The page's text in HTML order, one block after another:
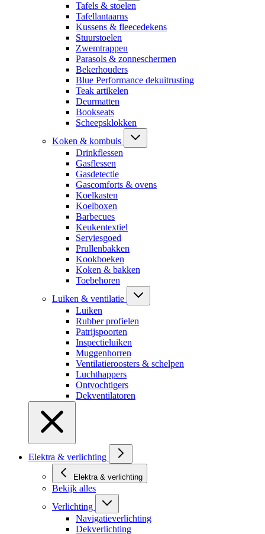
Tafels & stoelen
Tafellantaarns
Kussens & fleecedekens
Stuurstoelen
Zwemtrappen
Parasols & zonneschermen
Bekerhouders
Blue Performance dekuitrusting
Teak artikelen
Deurmatten
Bookseats
Scheepsklokken
Koken & kombuis
Drinkflessen
Gasflessen
Gasdetectie
Gascomforts & ovens
Koelkasten
Koelboxen
Barbecues
Keukentextiel
Serviesgoed
Prullenbakken
Kookboeken
Koken & bakken
Toebehoren
Luiken & ventilatie
Luiken
Rubber profielen
Patrijspoorten
Inspectieluiken
Muggenhorren
Ventilatieroosters & schelpen
Luchthappers
Ontvochtigers
Dekventilatoren
Elektra & verlichting
Elektra & verlichting
Bekijk alles
Verlichting
Navigatieverlichting
Dekverlichting